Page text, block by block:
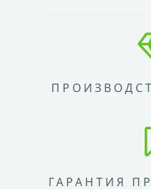
ГАРАНТИЯ